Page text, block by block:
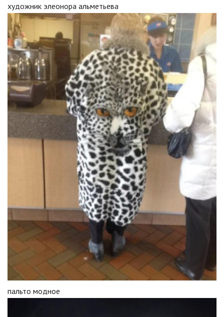
художник элеонора альметьева
пальто модное